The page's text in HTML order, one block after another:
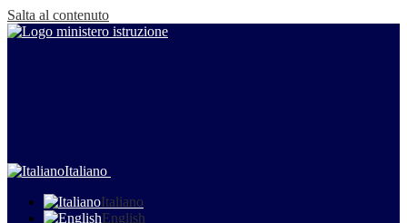
Salta al contenuto
Italiano
Italiano
English